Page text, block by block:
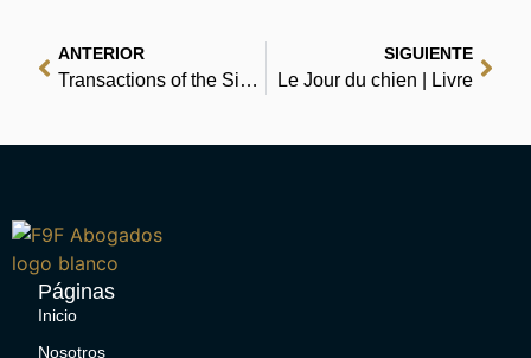
ANTERIOR
Transactions of the Sixth Prague Conference on Information Theory, Statistical Decision Function, Random Processes : Ebook
SIGUIENTE
Le Jour du chien | Livre
Páginas
Inicio
Nosotros